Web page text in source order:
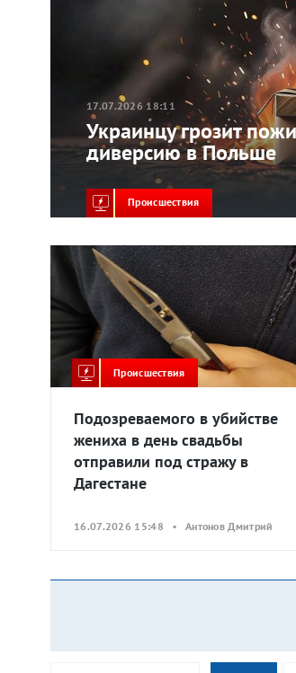
17.07.2026 18:11
Украинцу грозит
диверсию в Польше
Происшествия
Происшествия
Подозреваемого в убийстве
жениха в день свадьбы
отправили под стражу в
Дагестане
16.07.2026 15:48 • Антонов Дмитрий